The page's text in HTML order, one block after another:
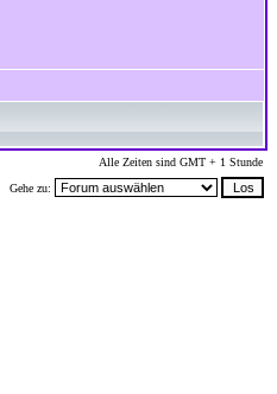
Alle Zeiten sind GMT + 1 Stunde
Gehe zu: